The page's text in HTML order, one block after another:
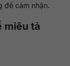
để cảm nhận.
miêu tả